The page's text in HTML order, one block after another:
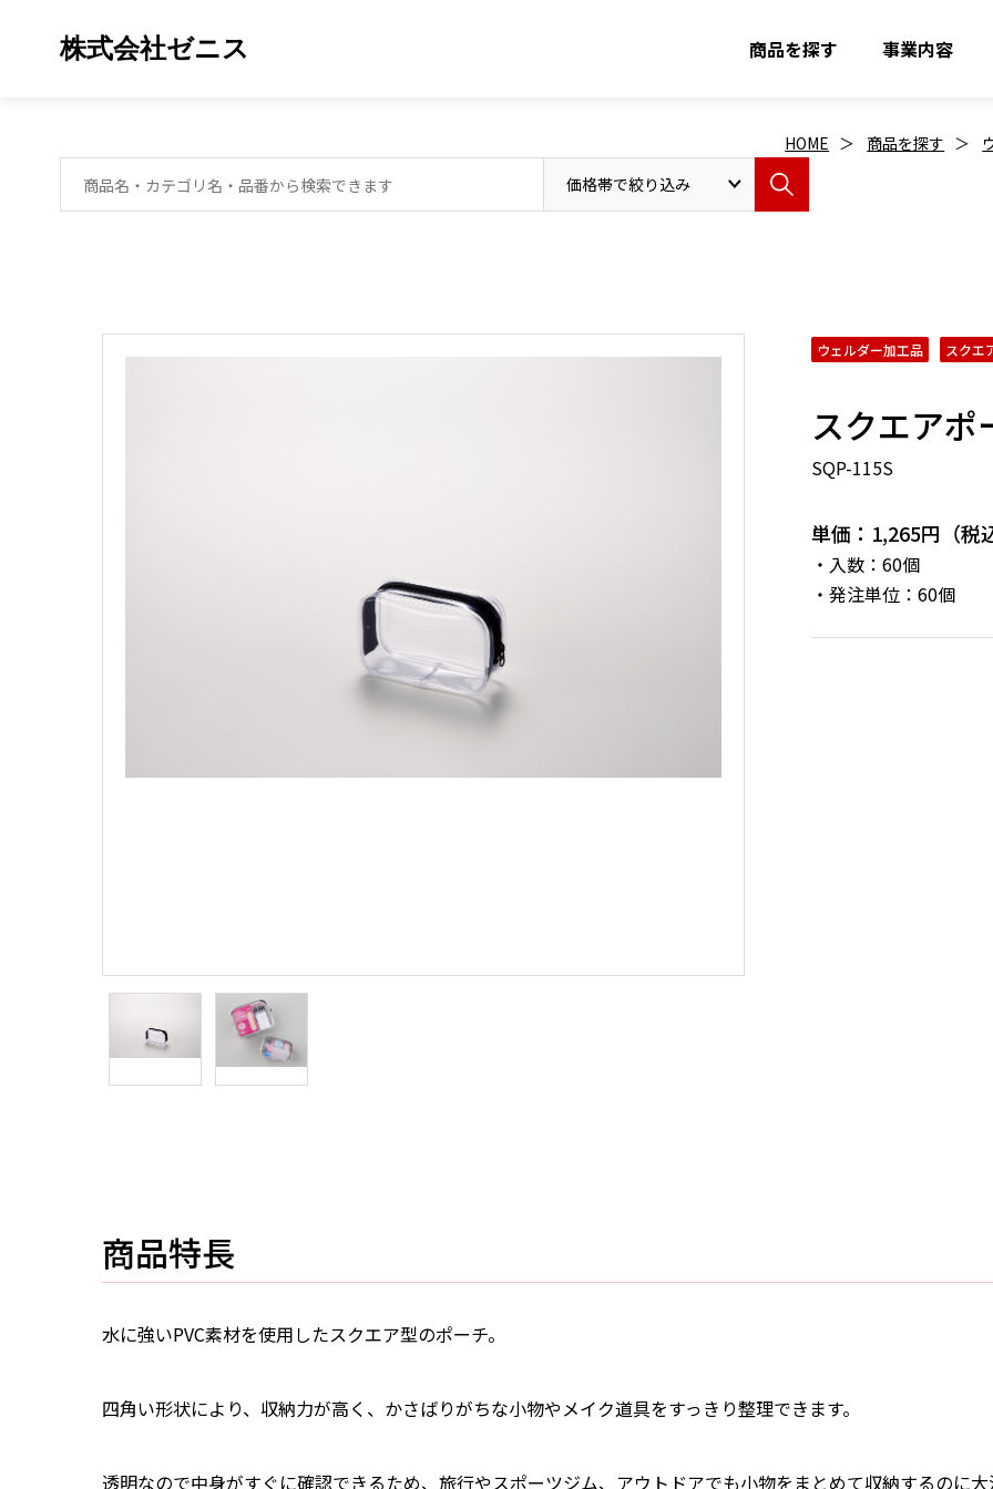
株式会社ゼニス 商品を探す 事業内容
HOME 商品を探す
ウェルダー加工品 スクエ
スクエアポ
SQP-115S
単価：1,265円（税
・入数：60個
・発注単位：60個
商品特長
水に強いPVC素材を使用したスクエア型のポーチ。
四角い形状により、収納力が高く、かさばりがちな小物やメイク道具をすっきり整理できます。
透明なので中身がすぐに確認できるため、旅行やスポーツジム、アウトドアでも小物をまとめて収納するのに